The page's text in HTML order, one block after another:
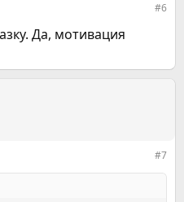
#6
Да, мотивация
#7